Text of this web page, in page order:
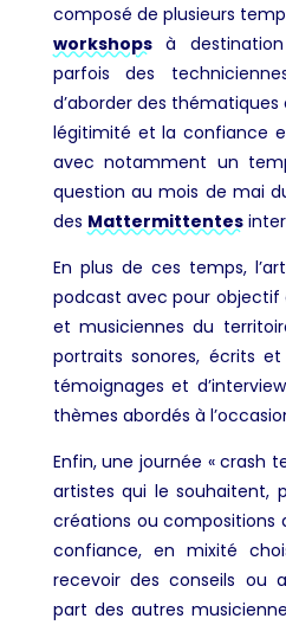
composé de plusieurs
workshopsà destination
parfois des
d’aborder des
légitimité et la confiance
avec notamment un
question au mois de mai
des Mattermittentes
En plus de ces temps,
podcast avec pour objectif
et musiciennes du
portraits sonores, écrits
témoignages et
thèmes abordés à
Enfin, une journée « crash
artistes qui le souhaitent,
créations ou compositions
confiance, en mixité
recevoir des conseils ou
part des autres